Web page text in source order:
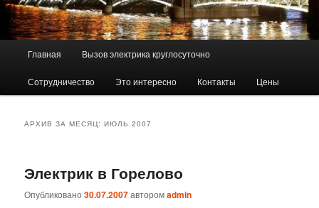
Главная Вызов электрика круглосуточно
Сотрудничество Это интересно Контакты Цены
АРХИВ ЗА МЕСЯЦ:ИЮЛЬ 2007
Электрик в Горелово
Опубликовано30.07.2007авторомadmin